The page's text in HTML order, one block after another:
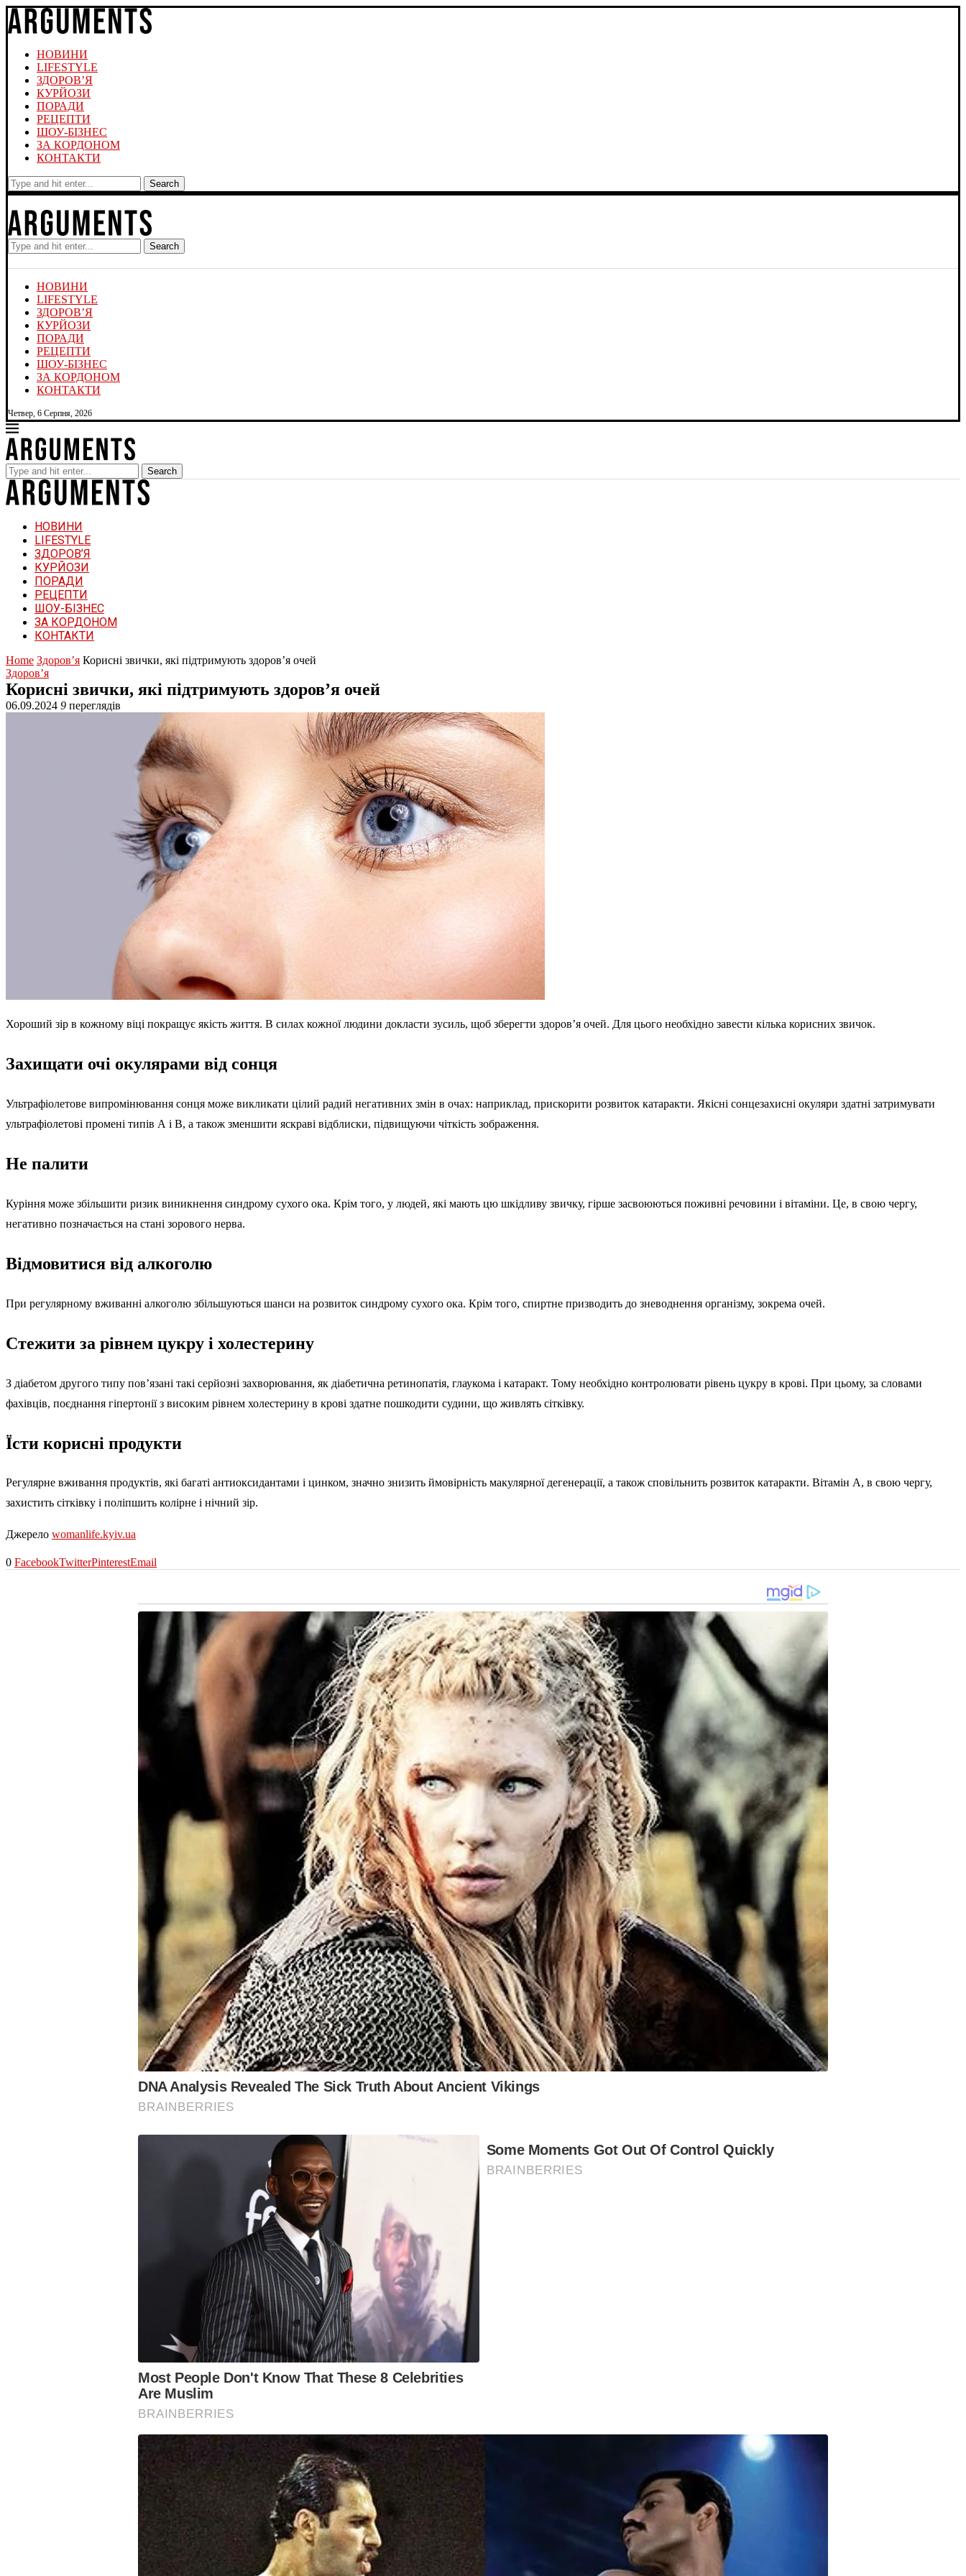
НОВИНИ
LIFESTYLE
ЗДОРОВ’Я
КУРЙОЗИ
ПОРАДИ
РЕЦЕПТИ
ШОУ-БІЗНЕС
ЗА КОРДОНОМ
КОНТАКТИ
Search
Search
НОВИНИ
LIFESTYLE
ЗДОРОВ’Я
КУРЙОЗИ
ПОРАДИ
РЕЦЕПТИ
ШОУ-БІЗНЕС
ЗА КОРДОНОМ
КОНТАКТИ
Четвер, 6 Серпня, 2026
Search
НОВИНИ
LIFESTYLE
ЗДОРОВ’Я
КУРЙОЗИ
ПОРАДИ
РЕЦЕПТИ
ШОУ-БІЗНЕС
ЗА КОРДОНОМ
КОНТАКТИ
Home Здоров’я Корисні звички, які підтримують здоров’я очей
Здоров’я
Корисні звички, які підтримують здоров’я очей
06.09.2024 9 переглядів
Хороший зір в кожному віці покращує якість життя. В силах кожної людини докласти зусиль, щоб зберегти здоров’я очей. Для цього необхідно завести кілька корисних звичок.
Захищати очі окулярами від сонця
Ультрафіолетове випромінювання сонця може викликати цілий радий негативних змін в очах: наприклад, прискорити розвиток катаракти. Якісні сонцезахисні окуляри здатні затримувати
ультрафіолетові промені типів А і В, а також зменшити яскраві відблиски, підвищуючи чіткість зображення.
Не палити
Куріння може збільшити ризик виникнення синдрому сухого ока. Крім того, у людей, які мають цю шкідливу звичку, гірше засвоюються поживні речовини і вітаміни. Це, в свою чергу,
негативно позначається на стані зорового нерва.
Відмовитися від алкоголю
При регулярному вживанні алкоголю збільшуються шанси на розвиток синдрому сухого ока. Крім того, спиртне призводить до зневоднення організму, зокрема очей.
Стежити за рівнем цукру і холестерину
З діабетом другого типу пов’язані такі серйозні захворювання, як діабетична ретинопатія, глаукома і катаракт. Тому необхідно контролювати рівень цукру в крові. При цьому, за словами
фахівців, поєднання гіпертонії з високим рівнем холестерину в крові здатне пошкодити судини, що живлять сітківку.
Їсти корисні продукти
Регулярне вживання продуктів, які багаті антиоксидантами і цинком, значно знизить ймовірність макулярної дегенерації, а також сповільнить розвиток катаракти. Вітамін А, в свою чергу,
захистить сітківку і поліпшить колірне і нічний зір.
Джерело womanlife.kyiv.ua
0 FacebookTwitterPinterestEmail